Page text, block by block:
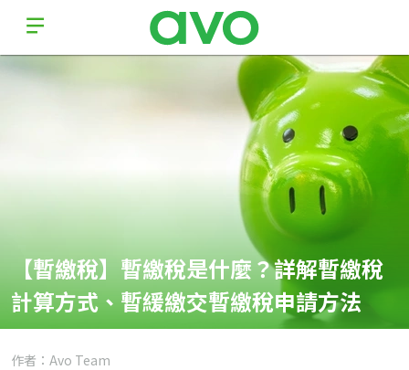
【暫繳稅】暫繳稅是什麼？詳解暫繳稅
計算方式、暫緩繳交暫繳稅申請方法
作者：Avo Team